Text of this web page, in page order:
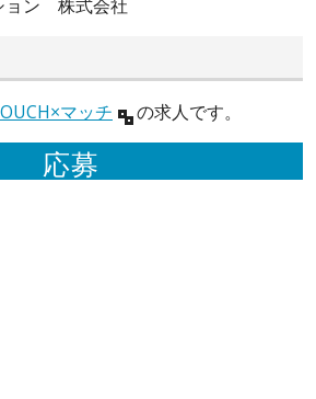
ョン 株式会社
マッチ の求人です。
応募